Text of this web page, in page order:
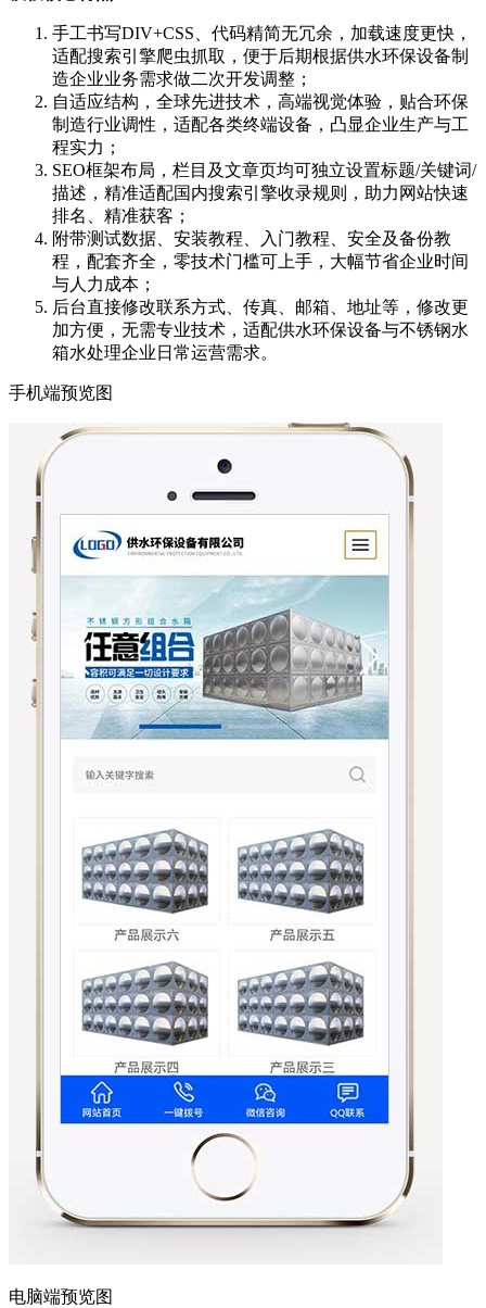
手工书写DIV+CSS、代码精简无冗余，加载速度更快，
适配搜索引擎爬虫抓取，便于后期根据供水环保设备制
造企业业务需求做二次开发调整；
自适应结构，全球先进技术，高端视觉体验，贴合环保
制造行业调性，适配各类终端设备，凸显企业生产与工
程实力；
SEO框架布局，栏目及文章页均可独立设置标题/关键词/
描述，精准适配国内搜索引擎收录规则，助力网站快速
排名、精准获客；
附带测试数据、安装教程、入门教程、安全及备份教
程，配套齐全，零技术门槛可上手，大幅节省企业时间
与人力成本；
后台直接修改联系方式、传真、邮箱、地址等，修改更
加方便，无需专业技术，适配供水环保设备与不锈钢水
箱水处理企业日常运营需求。
手机端预览图
电脑端预览图